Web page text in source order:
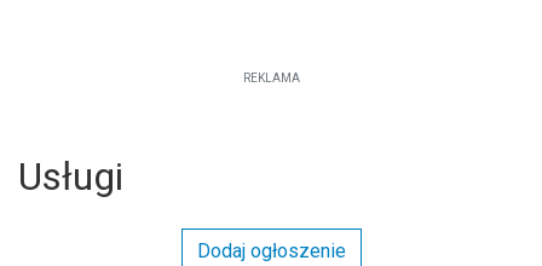
REKLAMA
Usługi
Dodaj ogłoszenie